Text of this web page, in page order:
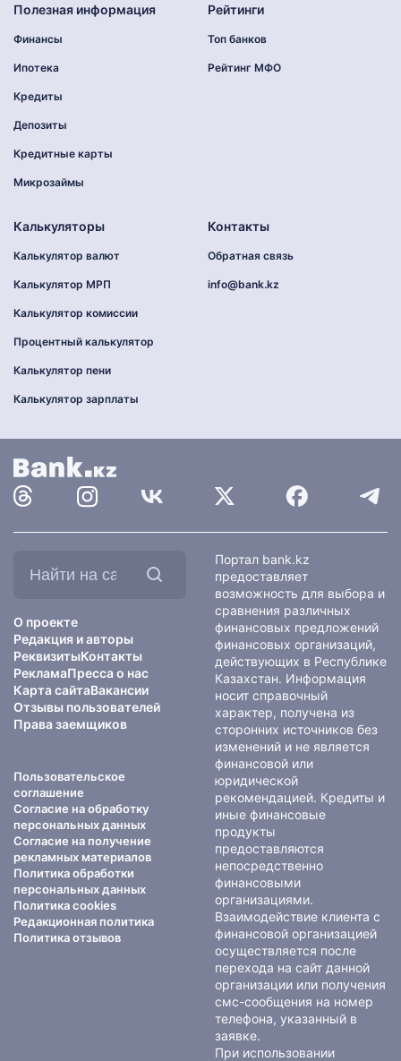
Полезная информация
Финансы
Ипотека
Кредиты
Депозиты
Кредитные карты
Микрозаймы
Рейтинги
Топ банков
Рейтинг МФО
Калькуляторы
Калькулятор валют
Калькулятор МРП
Калькулятор комиссии
Процентный калькулятор
Калькулятор пени
Калькулятор зарплаты
Контакты
Обратная связь
info@bank.kz
О проекте
Редакция и авторы
РеквизитыКонтакты
РекламаПресса о нас
Карта сайтаВакансии
Отзывы пользователей
Права заемщиков
Пользовательское
соглашение
Согласие на обработку
персональных данных
Согласие на получение
рекламных материалов
Политика обработки
персональных данных
Политика cookies
Редакционная политика
Политика отзывов
Портал bank.kz
предоставляет
возможность для выбора и
сравнения различных
финансовых предложений
финансовых организаций,
действующих в Республике
Казахстан. Информация
носит справочный
характер, получена из
сторонних источников без
изменений и не является
финансовой или
юридической
рекомендацией. Кредиты и
иные финансовые
продукты
предоставляются
непосредственно
финансовыми
организациями.
Взаимодействие клиента с
финансовой организацией
осуществляется после
перехода на сайт данной
организации или получения
смс-сообщения на номер
телефона, указанный в
заявке.
При использовании